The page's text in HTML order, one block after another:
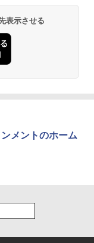
表示させる
メントのホーム